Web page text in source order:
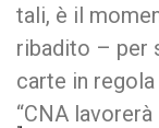
tali, è il
ribadito – per
carte in
“CNA